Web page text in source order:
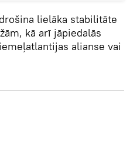
lielāka stabilitāte
kā arī jāpiedalās
alianse vai